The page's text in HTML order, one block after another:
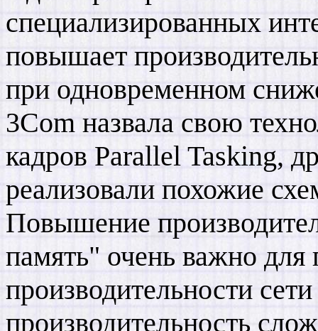
специализированных
повышает
при одновременном
3Com назвала свою
кадров Parallel Tasking,
реализовали похожие
Повышение
память" очень важно
производительности
производительность